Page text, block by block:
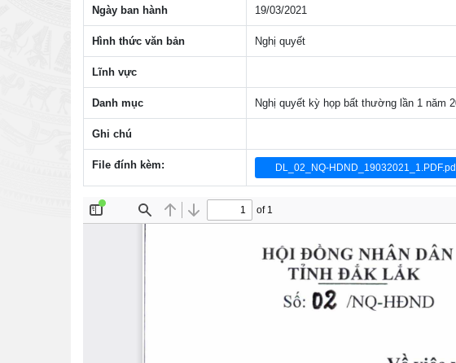
Ngày ban hành 19/03/2021
Hình thức văn bản Nghị quyết
Lĩnh vực
Danh mục Nghị quyết kỳ họp bất thường lần 1 năm
Ghi chú
File đính kèm: DL_02_NQ-